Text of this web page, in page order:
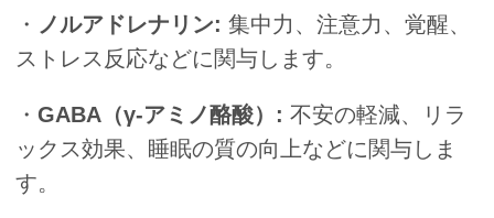
・ ノルアドレナリン: 集中力、注意力、覚醒、
ストレス反応などに関与します。
・ GABA（γ-アミノ酪酸）: 不安の軽減、リラ
ックス効果、睡眠の質の向上などに関与しま
す。